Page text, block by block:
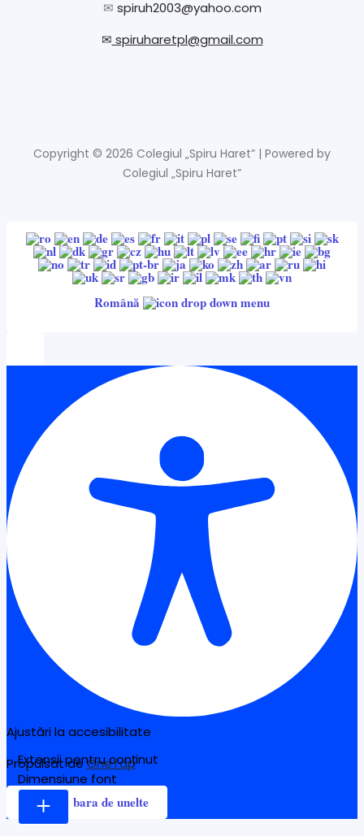
✉ spiruh2003@yahoo.com
✉ spiruharetpl@gmail.com
Copyright © 2026 Colegiul „Spiru Haret” | Powered by
Colegiul „Spiru Haret”
Română
Ajustări la accesibilitate
Propulsat deOneTap
Ascunde bara de unelte
Extensii pentru conținut
Dimensiune font